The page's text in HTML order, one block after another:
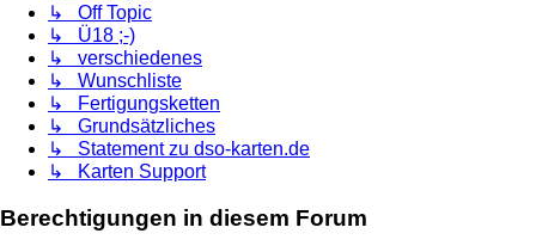
↳ Off Topic
↳ Ü18 ;-)
↳ verschiedenes
↳ Wunschliste
↳ Fertigungsketten
↳ Grundsätzliches
↳ Statement zu dso-karten.de
↳ Karten Support
Berechtigungen in diesem Forum